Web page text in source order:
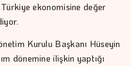
ekonomisine değer
Kurulu Başkanı Hüseyin
dönemine ilişkin yaptığı